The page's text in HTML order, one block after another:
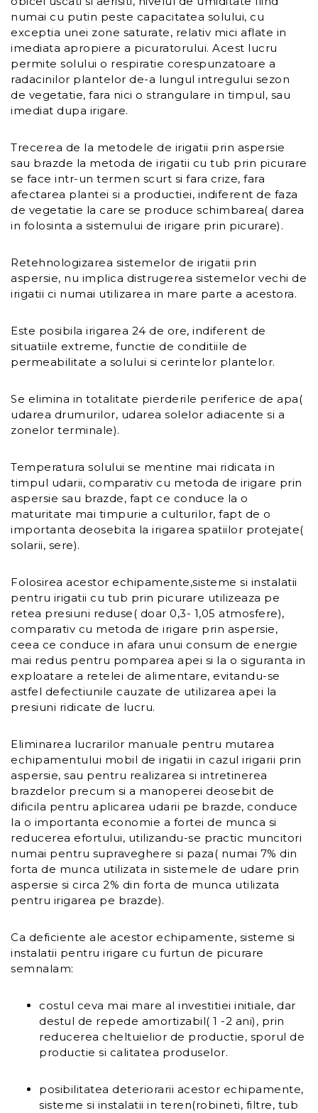
numai cu putin peste capacitatea solului, cu
exceptia unei zone saturate, relativ mici aflate in
imediata apropiere a picuratorului. Acest lucru
permite solului o respiratie corespunzatoare a
radacinilor plantelor de-a lungul intregului sezon
de vegetatie, fara nici o strangulare in timpul, sau
imediat dupa irigare.
Trecerea de la metodele de irigatii prin aspersie
sau brazde la metoda de irigatii cu tub prin picurare
se face intr-un termen scurt si fara crize, fara
afectarea plantei si a productiei, indiferent de faza
de vegetatie la care se produce schimbarea( darea
in folosinta a sistemului de irigare prin picurare).
Retehnologizarea sistemelor de irigatii prin
aspersie, nu implica distrugerea sistemelor vechi de
irigatii ci numai utilizarea in mare parte a acestora.
Este posibila irigarea 24 de ore, indiferent de
situatiile extreme, functie de conditiile de
permeabilitate a solului si cerintelor plantelor.
Se elimina in totalitate pierderile periferice de apa(
udarea drumurilor, udarea solelor adiacente si a
zonelor terminale).
Temperatura solului se mentine mai ridicata in
timpul udarii, comparativ cu metoda de irigare prin
aspersie sau brazde, fapt ce conduce la o
maturitate mai timpurie a culturilor, fapt de o
importanta deosebita la irigarea spatiilor protejate(
solarii, sere).
Folosirea acestor echipamente,sisteme si instalatii
pentru irigatii cu tub prin picurare utilizeaza pe
retea presiuni reduse( doar 0,3- 1,05 atmosfere),
comparativ cu metoda de irigare prin aspersie,
ceea ce conduce in afara unui consum de energie
mai redus pentru pomparea apei si la o siguranta in
exploatare a retelei de alimentare, evitandu-se
astfel defectiunile cauzate de utilizarea apei la
presiuni ridicate de lucru.
Eliminarea lucrarilor manuale pentru mutarea
echipamentului mobil de irigatii in cazul irigarii prin
aspersie, sau pentru realizarea si intretinerea
brazdelor precum si a manoperei deosebit de
dificila pentru aplicarea udarii pe brazde, conduce
la o importanta economie a fortei de munca si
reducerea efortului, utilizandu-se practic muncitori
numai pentru supraveghere si paza( numai 7% din
forta de munca utilizata in sistemele de udare prin
aspersie si circa 2% din forta de munca utilizata
pentru irigarea pe brazde).
Ca deficiente ale acestor echipamente, sisteme si
instalatii pentru irigare cu furtun de picurare
semnalam:
costul ceva mai mare al investitiei initiale, dar
destul de repede amortizabil( 1 -2 ani), prin
reducerea cheltuielior de productie, sporul de
productie si calitatea produselor.
posibilitatea deteriorarii acestor echipamente,
sisteme si instalatii in teren(robineti, filtre, tub